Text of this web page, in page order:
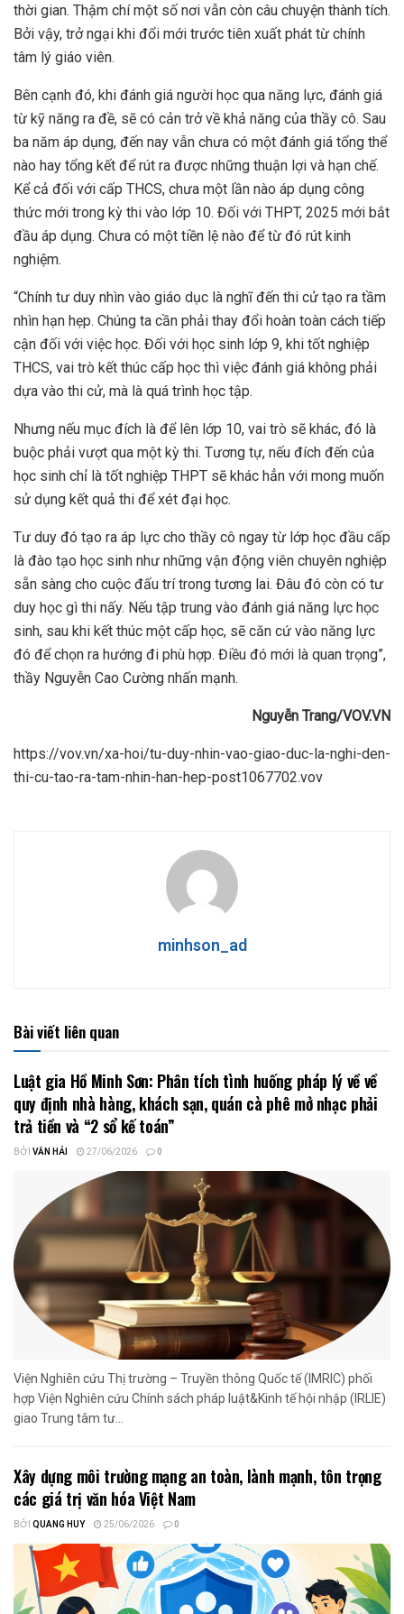
thời gian. Thậm chí một số nơi vẫn còn câu chuyện thành tích.
Bởi vậy, trở ngại khi đổi mới trước tiên xuất phát từ chính
tâm lý giáo viên.
Bên cạnh đó, khi đánh giá người học qua năng lực, đánh giá
từ kỹ năng ra đề, sẽ có cản trở về khả năng của thầy cô. Sau
ba năm áp dụng, đến nay vẫn chưa có một đánh giá tổng thể
nào hay tổng kết để rút ra được những thuận lợi và hạn chế.
Kể cả đối với cấp THCS, chưa một lần nào áp dụng công
thức mới trong kỳ thi vào lớp 10. Đối với THPT, 2025 mới bắt
đầu áp dụng. Chưa có một tiền lệ nào để từ đó rút kinh
nghiệm.
“Chính tư duy nhìn vào giáo dục là nghĩ đến thi cử tạo ra tầm
nhìn hạn hẹp. Chúng ta cần phải thay đổi hoàn toàn cách tiếp
cận đối với việc học. Đối với học sinh lớp 9, khi tốt nghiệp
THCS, vai trò kết thúc cấp học thì việc đánh giá không phải
dựa vào thi cử, mà là quá trình học tập.
Nhưng nếu mục đích là để lên lớp 10, vai trò sẽ khác, đó là
buộc phải vượt qua một kỳ thi. Tương tự, nếu đích đến của
học sinh chỉ là tốt nghiệp THPT sẽ khác hẳn với mong muốn
sử dụng kết quả thi để xét đại học.
Tư duy đó tạo ra áp lực cho thầy cô ngay từ lớp học đầu cấp
là đào tạo học sinh như những vận động viên chuyên nghiệp
sẵn sàng cho cuộc đấu trí trong tương lai. Đâu đó còn có tư
duy học gì thi nấy. Nếu tập trung vào đánh giá năng lực học
sinh, sau khi kết thúc một cấp học, sẽ căn cứ vào năng lực
đó để chọn ra hướng đi phù hợp. Điều đó mới là quan trọng”,
thầy Nguyễn Cao Cường nhấn mạnh.
Nguyễn Trang/VOV.VN
https://vov.vn/xa-hoi/tu-duy-nhin-vao-giao-duc-la-nghi-den-
thi-cu-tao-ra-tam-nhin-han-hep-post1067702.vov
minhson_ad
Bài viết liên quan
Luật gia Hồ Minh Sơn: Phân tích tình huống pháp lý về về
quy định nhà hàng, khách sạn, quán cà phê mở nhạc phải
trả tiền và “2 sổ kế toán”
BỞI VĂN HẢI 27/06/2026 0
Viện Nghiên cứu Thị trường – Truyền thông Quốc tế (IMRIC) phối
hợp Viện Nghiên cứu Chính sách pháp luật&Kinh tế hội nhập (IRLIE)
giao Trung tâm tư...
Xây dựng môi trường mạng an toàn, lành mạnh, tôn trọng
các giá trị văn hóa Việt Nam
BỞI QUANG HUY 25/06/2026 0